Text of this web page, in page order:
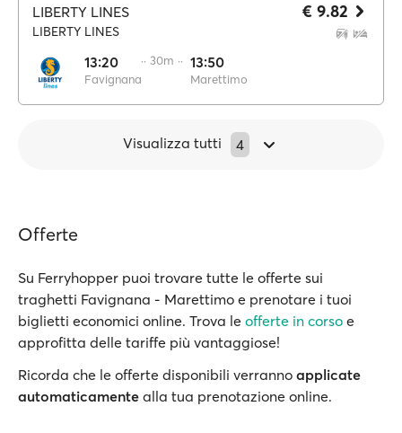
LIBERTY LINES
LIBERTY LINES
13:20
Favignana
·· 30m ·· 13:50
Marettimo
€ 9.82
Visualizza tutti 4
Offerte
Su Ferryhopper puoi trovare tutte le offerte sui
traghetti Favignana - Marettimo e prenotare i tuoi
biglietti economici online. Trova le offerte in corso e
approfitta delle tariffe più vantaggiose!
Ricorda che le offerte disponibili verranno applicate
automaticamente alla tua prenotazione online.